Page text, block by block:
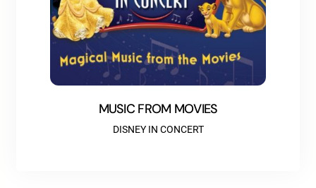
MUSIC FROM MOVIES
DISNEY IN CONCERT